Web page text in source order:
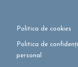
Politica de cookies
Politica de
personal